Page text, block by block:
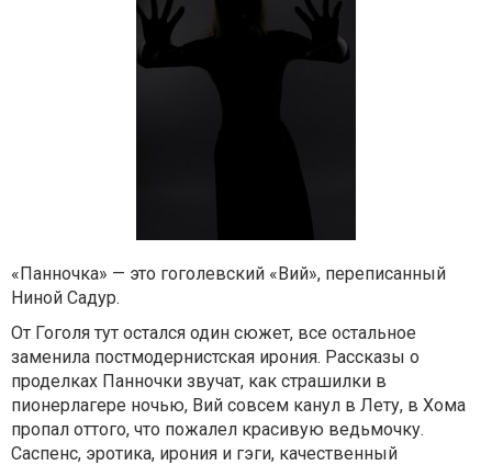
«Панночка» — это гоголевский «Вий», переписанный
Ниной Садур.
От Гоголя тут остался один сюжет, все остальное
заменила постмодернистская ирония. Рассказы о
проделках Панночки звучат, как страшилки в
пионерлагере ночью, Вий совсем канул в Лету, в Хома
пропал оттого, что пожалел красивую ведьмочку.
Саспенс, эротика, ирония и гэги, качественный